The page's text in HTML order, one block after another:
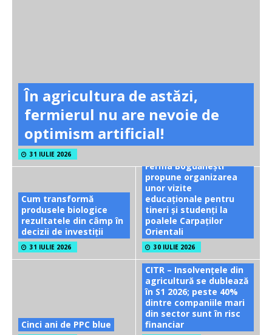
În agricultura de astăzi,
fermierul nu are nevoie de
optimism artificial!
31 IULIE 2026
Cum transformă
produsele biologice
rezultatele din câmp în
decizii de investiții
31 IULIE 2026
Ferma Bogdănești
propune organizarea
unor vizite
educaționale pentru
tineri și studenți la
poalele Carpaților
Orientali
30 IULIE 2026
Cinci ani de PPC blue
CITR – Insolvențele din
agricultură se dublează
în S1 2026; peste 40%
dintre companiile mari
din sector sunt în risc
financiar